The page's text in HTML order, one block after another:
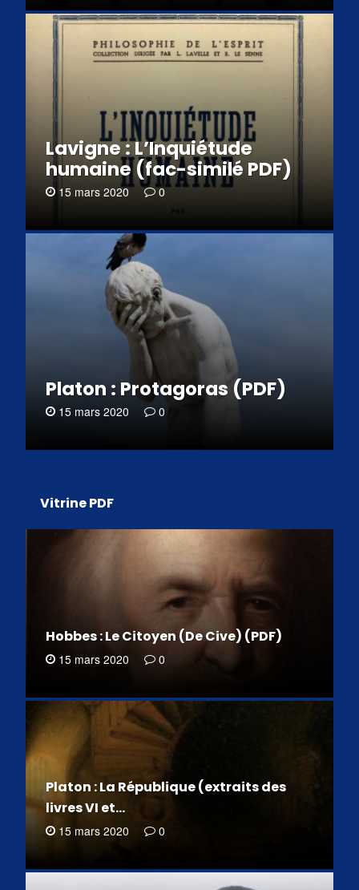
Lavigne : L’Inquiétude
humaine (fac-similé PDF)
15 mars 2020 0
Platon : Protagoras (PDF)
15 mars 2020 0
Vitrine PDF
Hobbes : Le Citoyen (De Cive) (PDF)
15 mars 2020 0
Platon : La République (extraits des
livres VI et…
15 mars 2020 0